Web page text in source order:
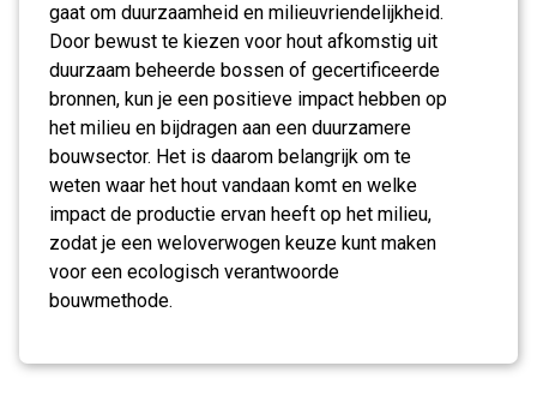
gaat om duurzaamheid en milieuvriendelijkheid.
Door bewust te kiezen voor hout afkomstig uit
duurzaam beheerde bossen of gecertificeerde
bronnen, kun je een positieve impact hebben op
het milieu en bijdragen aan een duurzamere
bouwsector. Het is daarom belangrijk om te
weten waar het hout vandaan komt en welke
impact de productie ervan heeft op het milieu,
zodat je een weloverwogen keuze kunt maken
voor een ecologisch verantwoorde
bouwmethode.